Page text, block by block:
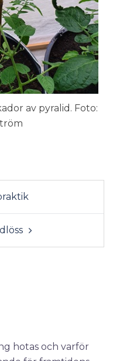
av pyralid. Foto:
hotas och varför